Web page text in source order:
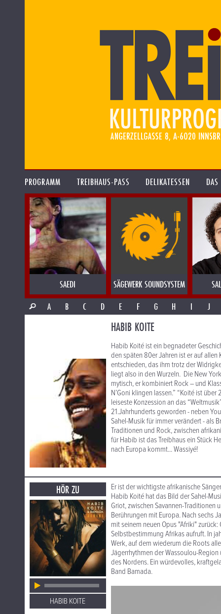
PROGRAMM TREIBHAUS-PASS DELIKATESSEN
SAEDI SÄGEWERK SOUNDSYSTEM
A
B C D E F G H I J
HABIB KOITE
Habib Koité ist ein begnadeter
den späten 80er Jahren ist er auf
entschieden, das ihm trotz der
liegt also in den Wurzeln. Die New
mytisch, er kombiniert Rock – und
N’Goni klingen lassen.” “Koité ist
leiseste Konzession an das
21.Jahrhunderts geworden - neben
Sahel-Musik für immer verändert - als
Traditionen und Rock, zwischen
für Habib ist das Treibhaus ein Stück
nach Europa kommt... Wassiyé!
HÖR ZU
HABIB KOITE
Er ist der wichtigste afrikanische
Habib Koité hat das Bild der Sahel-
Griot, zwischen Savannen-
Berührungen mit Europa. Nach sechs
mit seinem neuen Opus "Afriki"
Selbstbestimmung Afrikas aufruft. In
Werk, auf dem wiederum die Roots
Jägerrhythmen der Wassoulou-
des Nordens. Ein würdevolles,
Band Bamada.